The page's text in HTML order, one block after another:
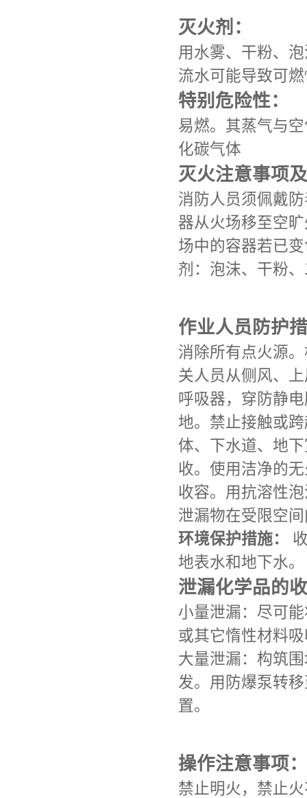
灭火剂：
用水雾、干粉、
流水可能导致可
特别危险性：
易燃。其蒸气与
化碳气体
灭火注意事项
消防人员须佩戴
器从火场移至空
场中的容器若已
剂：泡沫、干粉
作业人员防护
消除所有点火源
关人员从侧风、
呼吸器，穿防静
地。禁止接触或
体、下水道、地
收。使用洁净的
收容。用抗溶性
泄漏物在受限空
环境保护措施：
地表水和地下水。
泄漏化学品的
小量泄漏：尽可
或其它惰性材料
大量泄漏：构筑
发。用防爆泵转
置。
操作注意事项：
禁止明火，禁止